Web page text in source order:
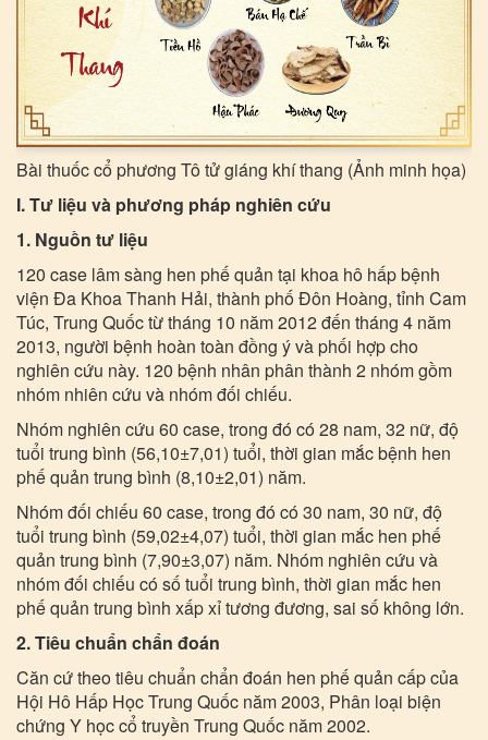
Bài thuốc cổ phương Tô tử giáng khí thang (Ảnh minh họa)
I. Tư liệu và phương pháp nghiên cứu
1. Nguồn tư liệu
120 case lâm sàng hen phế quản tại khoa hô hấp bệnh
viện Đa Khoa Thanh Hải, thành phố Đôn Hoàng, tỉnh Cam
Túc, Trung Quốc từ tháng 10 năm 2012 đến tháng 4 năm
2013, người bệnh hoàn toàn đồng ý và phối hợp cho
nghiên cứu này. 120 bệnh nhân phân thành 2 nhóm gồm
nhóm nhiên cứu và nhóm đối chiếu.
Nhóm nghiên cứu 60 case, trong đó có 28 nam, 32 nữ, độ
tuổi trung bình (56,10±7,01) tuổi, thời gian mắc bệnh hen
phế quản trung bình (8,10±2,01) năm.
Nhóm đối chiếu 60 case, trong đó có 30 nam, 30 nữ, độ
tuổi trung bình (59,02±4,07) tuổi, thời gian mắc hen phế
quản trung bình (7,90±3,07) năm. Nhóm nghiên cứu và
nhóm đối chiếu có số tuổi trung bình, thời gian mắc hen
phế quản trung bình xấp xỉ tương đương, sai số không lớn.
2. Tiêu chuẩn chẩn đoán
Căn cứ theo tiêu chuẩn chẩn đoán hen phế quản cấp của
Hội Hô Hấp Học Trung Quốc năm 2003, Phân loại biện
chứng Y học cổ truyền Trung Quốc năm 2002.